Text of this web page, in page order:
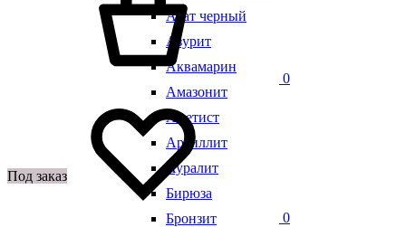
Агат черный
Азурит
Аквамарин
Амазонит
Аметист
Аргиллит
Ауралит
Бирюза
Бронзит
0
0
Под заказ